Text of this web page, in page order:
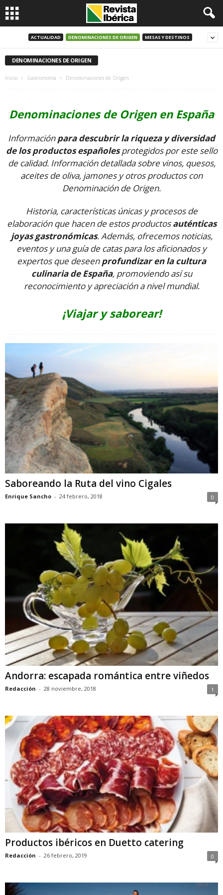
ACTUALIDAD DENOMINACIONES DE ORIGEN MESAS Y DESTINOS
DENOMINACIONES DE ORIGEN
Inicio Gastronomía Denominaciones de Origen
Denominaciones de Origen en España
Informaciónpara descubrir la riqueza y diversidad
de los productos españolesprotegidos por este sello
de calidad. Información detallada sobre vinos, quesos,
aceites de oliva, jamones y otros productos con
Denominación de Origen.
Historia, características únicas y procesos de
elaboración que hacen de estos productosauténticas
joyas gastronómicas. Además, ofrecemos noticias,
eventos y una guía de catas para los aficionados y
expertos que deseenprofundizar en la cultura
culinaria de España, promoviendo así su
reconocimiento y apreciación a nivel mundial.
¡Viajar y saborear!
Saboreando la Ruta del vino Cigales
Enrique Sancho - 24 febrero, 2018 0
Andorra: escapada romántica entre viñedos
Redacción - 28 noviembre, 2018 1
Productos ibéricos en Duetto catering
Redacción - 26 febrero, 2019 0